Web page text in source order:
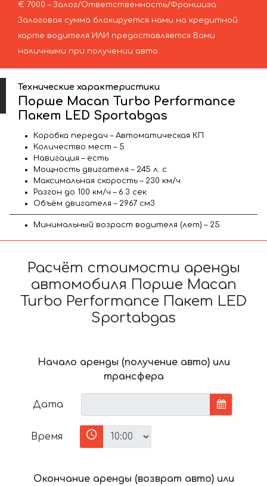
€ 7000 – Залог/Ответственность/Франшиза.
Залоговая сумма блокируется нами на кредитной
карте водителя ИЛИ предоставляется Вами
наличными при получении авто.
Технические характеристики
Порше Macan Turbo Performance
Пакет LED Sportabgas
Коробка передач – Автоматическая КП
Количество мест – 5
Навигация – есть
Мощность двигателя – 245 л. с.
Максимальная скорость – 230 км/ч
Разгон до 100 км/ч – 6.3 сек
Объём двигателя – 2967 см3
Минимальный возраст водителя (лет) – 25
Расчёт стоимости аренды
автомобиля Порше Macan
Turbo Performance Пакет LED
Sportabgas
Начало аренды (получение авто) или
трансфера
Дата
Время
Окончание аренды (возврат авто) или